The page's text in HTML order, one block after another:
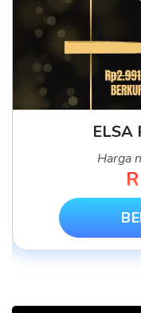
ELSA
Harga